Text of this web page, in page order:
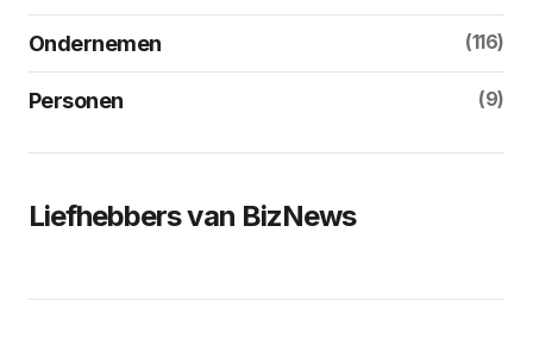
Ondernemen (116)
Personen (9)
Liefhebbers van BizNews